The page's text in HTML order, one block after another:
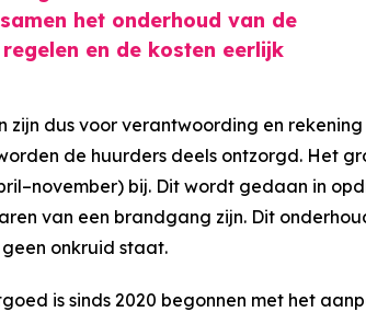
het onderhoud van de
en de kosten eerlijk
zijn dus voor verantwoording en
de huurders deels ontzorgd. Het
bij. Dit wordt gedaan in
van een brandgang zijn. Dit
onkruid staat.
is sinds 2020 begonnen met het